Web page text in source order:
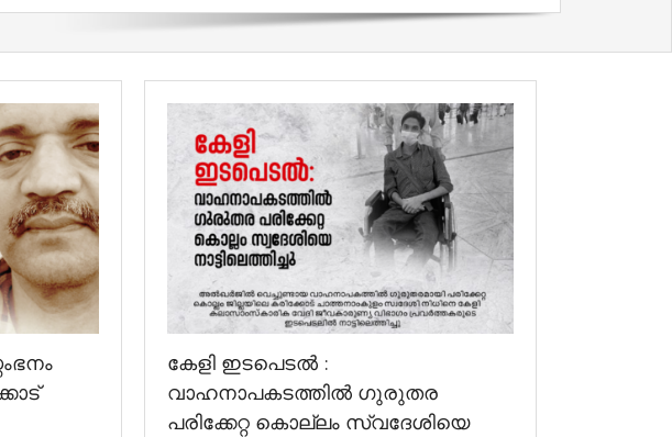
കേളി ഇടപെടൽ :
വാഹനാപകടത്തിൽ ഗുരുതര
പരിക്കേറ്റ കൊല്ലം സ്വദേശിയെ